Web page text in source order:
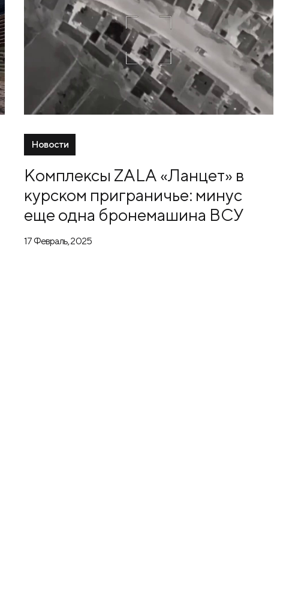
Новости
Комплексы ZALA «Ланцет» в
курском приграничье: минус
еще одна бронемашина ВСУ
17 Февраль, 2025